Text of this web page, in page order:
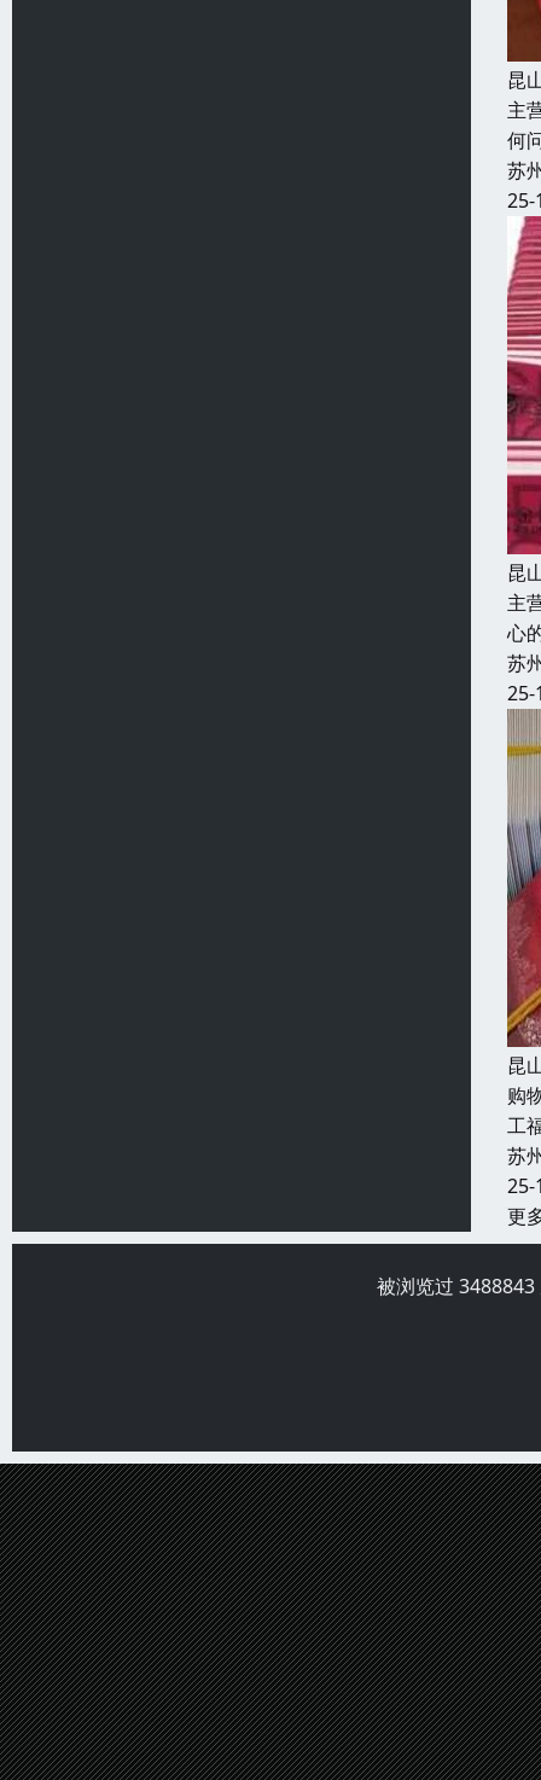
昆
主
何
苏
25-
昆
主
心
苏
25-
昆
购
工
苏
25-
更
被浏览过